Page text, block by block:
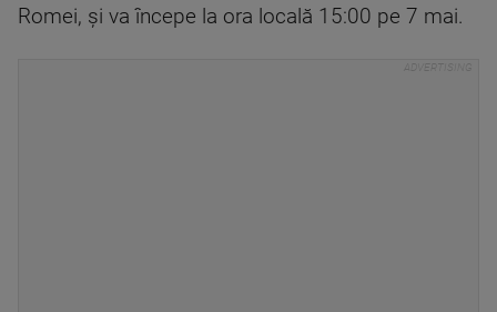
Romei, şi va începe la ora locală 15:00 pe 7 mai.